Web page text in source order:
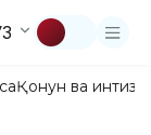
Қонун ва